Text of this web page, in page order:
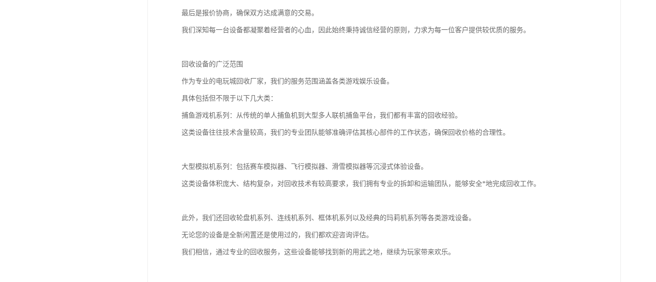
最后是报价协商，确保双方达成满意的交易。
我们深知每一台设备都凝聚着经营者的心血，因此始终秉持诚信经营的原则，力求为每一位客户提供较优质的服务。
回收设备的广泛范围
作为专业的电玩城回收厂家，我们的服务范围涵盖各类游戏娱乐设备。
具体包括但不限于以下几大类：
捕鱼游戏机系列：从传统的单人捕鱼机到大型多人联机捕鱼平台，我们都有丰富的回收经验。
这类设备往往技术含量较高，我们的专业团队能够准确评估其核心部件的工作状态，确保回收价格的合理性。
大型模拟机系列：包括赛车模拟器、飞行模拟器、滑雪模拟器等沉浸式体验设备。
这类设备体积庞大、结构复杂，对回收技术有较高要求，我们拥有专业的拆卸和运输团队，能够安全*地完成回收工作。
此外，我们还回收轮盘机系列、连线机系列、框体机系列以及经典的玛莉机系列等各类游戏设备。
无论您的设备是全新闲置还是使用过的，我们都欢迎咨询评估。
我们相信，通过专业的回收服务，这些设备能够找到新的用武之地，继续为玩家带来欢乐。